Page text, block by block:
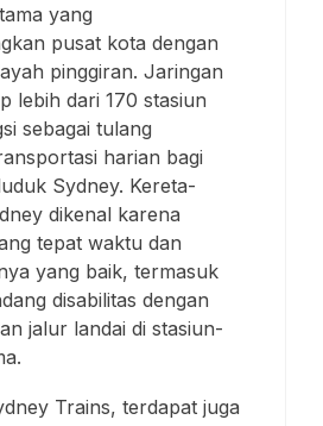
yang
pusat kota dengan
pinggiran. Jaringan
lebih dari 170 stasiun
sebagai tulang
harian bagi
Sydney. Kereta-
dikenal karena
tepat waktu dan
yang baik, termasuk
disabilitas dengan
jalur landai di stasiun-
Trains, terdapat juga